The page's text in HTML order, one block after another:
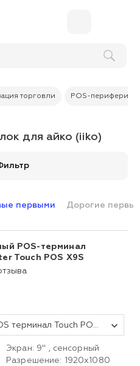
торговли POS-периферия
для айко (iiko)
первыми Дорогие
POS-терминал
Touch POS X9S
Компактный сенсорный POS терминал Touch POS X9S (9" емкостной Intel Cherry Trail Z8350 1.92GHz; RAM2Gb; eMMC32Gb; Wi-Fi; BT; 4*USB; 1*RS232; 1*HDMI;1* LAN)
Экран: 9'' , сенсорный
Разрешение: 1920х1080